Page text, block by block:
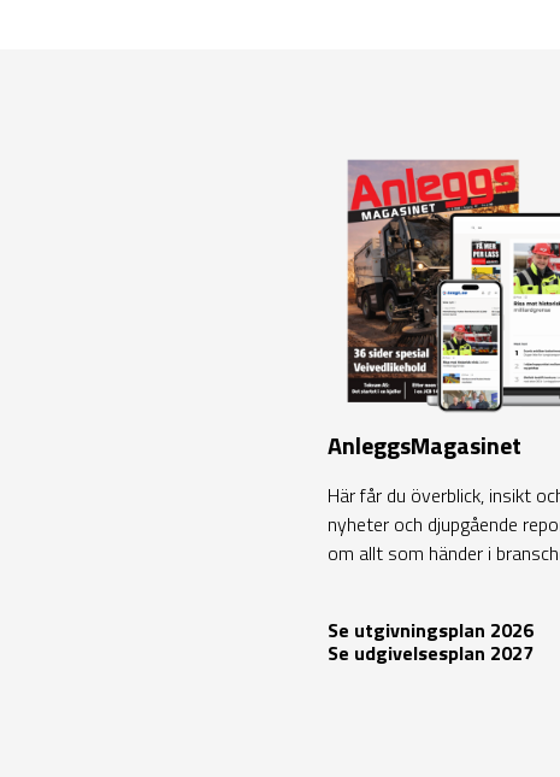
AnleggsMagasinet
Här får du överblick, insikt
nyheter och djupgående
om allt som händer i
Se utgivningsplan 2026
Se udgivelsesplan 2027